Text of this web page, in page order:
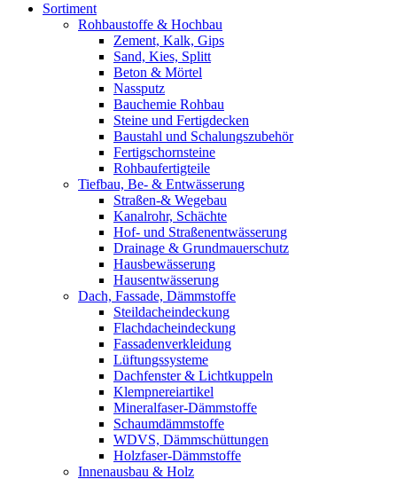
Sortiment
Rohbaustoffe & Hochbau
Zement, Kalk, Gips
Sand, Kies, Splitt
Beton & Mörtel
Nassputz
Bauchemie Rohbau
Steine und Fertigdecken
Baustahl und Schalungszubehör
Fertigschornsteine
Rohbaufertigteile
Tiefbau, Be- & Entwässerung
Straßen-& Wegebau
Kanalrohr, Schächte
Hof- und Straßenentwässerung
Drainage & Grundmauerschutz
Hausbewässerung
Hausentwässerung
Dach, Fassade, Dämmstoffe
Steildacheindeckung
Flachdacheindeckung
Fassadenverkleidung
Lüftungssysteme
Dachfenster & Lichtkuppeln
Klempnereiartikel
Mineralfaser-Dämmstoffe
Schaumdämmstoffe
WDVS, Dämmschüttungen
Holzfaser-Dämmstoffe
Innenausbau & Holz